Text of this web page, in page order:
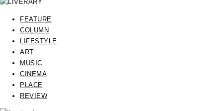
FEATURE
COLUMN
LIFESTYLE
ART
MUSIC
CINEMA
PLACE
REVIEW